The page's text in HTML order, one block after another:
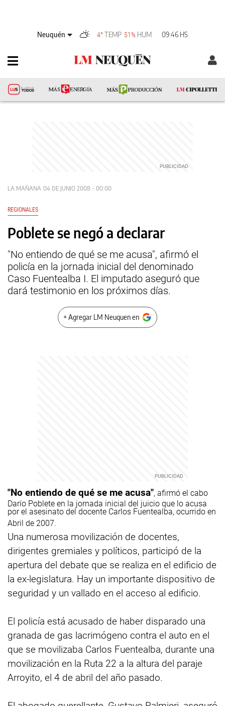
Neuquén 4° TEMP 51% HUM 09:46 HS
LA MAÑANA 04 DE JUNIO 2008 - 00:00
REGIONALES
Poblete se negó a declarar
"No entiendo de qué se me acusa", afirmó el
policía en la jornada inicial del denominado
Caso Fuentealba I. El imputado aseguró que
dará testimonio en los próximos días.
+ Agregar LM Neuquen en
"No entiendo de qué se me acusa", afirmó el cabo
Darío Poblete en la jornada inicial del juicio que lo acusa
por el asesinato del docente Carlos Fuentealba, ocurrido en
Abril de 2007.
Una numerosa movilización de docentes,
dirigentes gremiales y políticos, participó de la
apertura del debate que se realiza en el edificio de
la ex-legislatura. Hay un importante dispositivo de
seguridad y un vallado en el acceso al edificio.
El policía está acusado de haber disparado una
granada de gas lacrimógeno contra el auto en el
que se movilizaba Carlos Fuentealba, durante una
movilización en la Ruta 22 a la altura del paraje
Arroyito, el 4 de abril del año pasado.